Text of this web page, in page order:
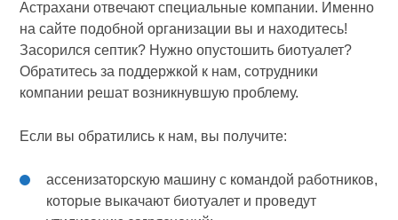
Астрахани отвечают специальные компании. Именно
на сайте подобной организации вы и находитесь!
Засорился септик? Нужно опустошить биотуалет?
Обратитесь за поддержкой к нам, сотрудники
компании решат возникнувшую проблему.
Если вы обратились к нам, вы получите:
ассенизаторскую машину с командой работников,
которые выкачают биотуалет и проведут